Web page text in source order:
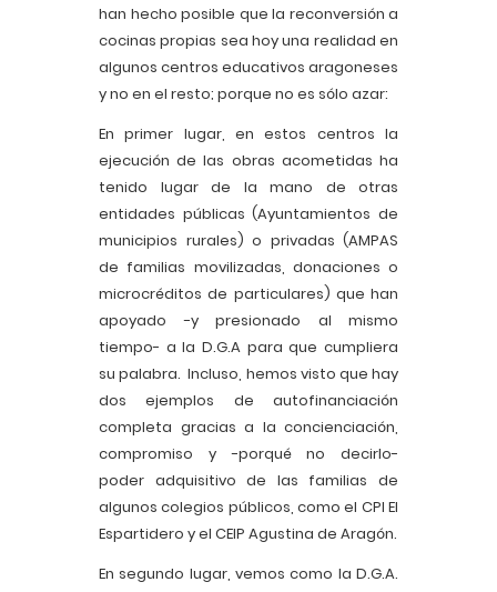
han hecho posible que la reconversión a
cocinas propias sea hoy una realidad en
algunos centros educativos aragoneses
y no en el resto; porque no es sólo azar:
En primer lugar, en estos centros la
ejecución de las obras acometidas ha
tenido lugar de la mano de otras
entidades públicas (Ayuntamientos de
municipios rurales) o privadas (AMPAS
de familias movilizadas, donaciones o
microcréditos de particulares) que han
apoyado -y presionado al mismo
tiempo- a la D.G.A para que cumpliera
su palabra. Incluso, hemos visto que hay
dos ejemplos de autofinanciación
completa gracias a la concienciación,
compromiso y -porqué no decirlo-
poder adquisitivo de las familias de
algunos colegios públicos, como el CPI El
Espartidero y el CEIP Agustina de Aragón.
En segundo lugar, vemos como la D.G.A.